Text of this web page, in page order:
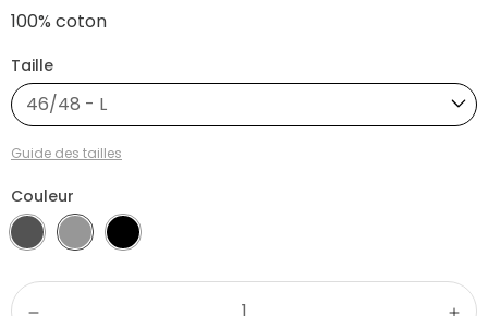
100% coton
Couleur
Taille
46/48 - L
Guide des tailles